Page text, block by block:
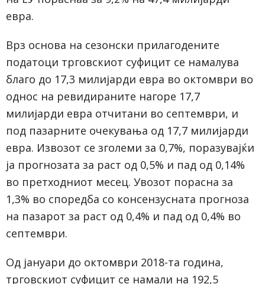
евра.
Врз основа на сезонски прилагодените
податоци трговскиот суфицит се намалува
благо до 17,3 милијарди евра во октомври во
однос на ревидираните нагоре 17,7
милијарди евра отчитани во септември, и
под пазарните очекувања од 17,7 милијарди
евра. Извозот се зголеми за 0,7%, поразувајќи
ја прогнозата за раст од 0,5% и пад од 0,14%
во претходниот месец. Увозот порасна за
1,3% во споредба со консензусната прогноза
на пазарот за раст од 0,4% и пад од 0,4% во
септември.
Од јануари до октомври 2018-та година,
трговскиот суфицит се намали на 192,5